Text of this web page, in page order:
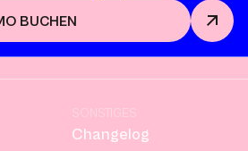
BUCHEN
SONSTIGES
Changelog